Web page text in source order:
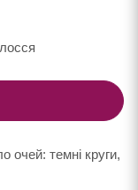
очей: темні круги,